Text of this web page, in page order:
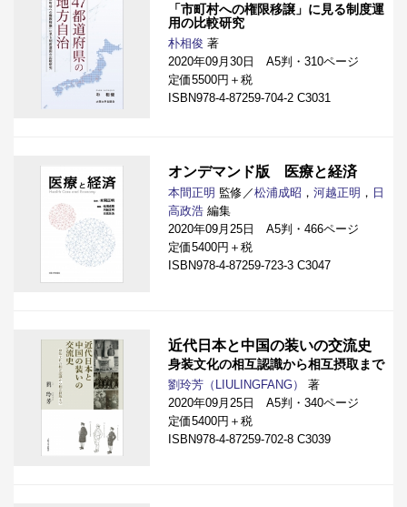
「市町村への権限移譲」に見る制度運
用の比較研究
朴相俊 著
2020年09月30日 A5判・310ページ
定価5500円＋税
ISBN978-4-87259-704-2 C3031
オンデマンド版 医療と経済
本間正明 監修／松浦成昭 ， 河越正明 ， 日
高政浩 編集
2020年09月25日 A5判・466ページ
定価5400円＋税
ISBN978-4-87259-723-3 C3047
近代日本と中国の装いの交流史
身装文化の相互認識から相互摂取まで
劉玲芳（LIULINGFANG）
著
2020年09月25日 A5判・340ページ
定価5400円＋税
ISBN978-4-87259-702-8 C3039